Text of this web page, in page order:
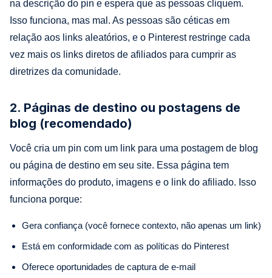
na descrição do pin e espera que as pessoas cliquem.
Isso funciona, mas mal. As pessoas são céticas em
relação aos links aleatórios, e o Pinterest restringe cada
vez mais os links diretos de afiliados para cumprir as
diretrizes da comunidade.
2. Páginas de destino ou postagens de
blog (recomendado)
Você cria um pin com um link para uma postagem de blog
ou página de destino em seu site. Essa página tem
informações do produto, imagens e o link do afiliado. Isso
funciona porque:
Gera confiança (você fornece contexto, não apenas um link)
Está em conformidade com as políticas do Pinterest
Oferece oportunidades de captura de e-mail